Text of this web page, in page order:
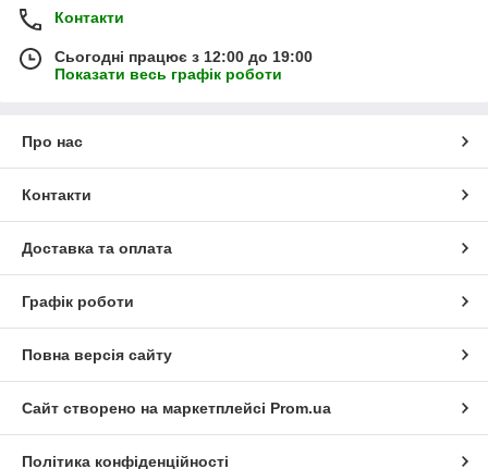
Севастополь, Одесса, Ужгород, Вінниця, Славутич,
Хмельницький, Тернопіль, Донецьк, Рівне, Запоріжжя,
Полтава, Ялта, Іллічівськ, Кам'янець-Подільський, Бориспіль,
Умань, Алушта, Керч, Чернігів, Енергодар, Миргород, Ірпінь,
Феодосія, Кременчук, Нетішин, Артемівськ, та ін
Контакти
Сьогодні працює з 12:00 до 19:00
Показати весь графік роботи
Про нас
Контакти
Доставка та оплата
Графік роботи
Повна версія сайту
Сайт створено на маркетплейсі Prom.ua
Політика конфіденційності